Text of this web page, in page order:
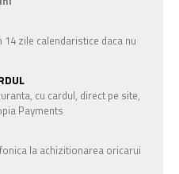
zile calendaristice daca nu
cu cardul, direct pe site,
Payments
la achizitionarea oricarui